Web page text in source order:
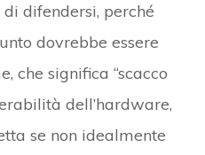
difendersi, perché
dovrebbe essere
che significa “scacco
dell’hardware,
se non idealmente